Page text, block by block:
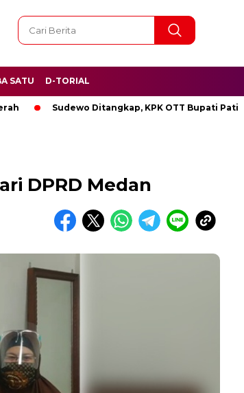
SATU D-TORIAL
Sudewo Ditangkap, KPK OTT Bupati Pati
DPRD Medan